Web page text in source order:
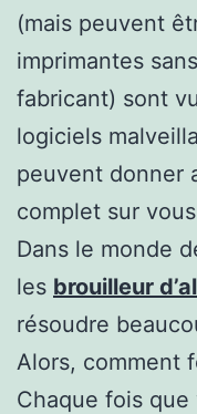
(mais peuvent
imprimantes
fabricant) sont
logiciels
peuvent donner
complet sur
Dans le monde
les brouilleur
résoudre
Alors, comment
Chaque fois